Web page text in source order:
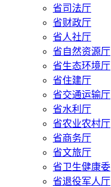
省司法厅
省财政厅
省人社厅
省自然资源厅
省生态环境厅
省住建厅
省交通运输厅
省水利厅
省农业农村厅
省商务厅
省文旅厅
省卫生健康委
省退役军人厅